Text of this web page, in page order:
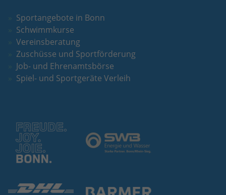
Sportangebote in Bonn
Schwimmkurse
Vereinsberatung
Zuschüsse und Sportförderung
Job- und Ehrenamtsbörse
Spiel- und Sportgeräte Verleih